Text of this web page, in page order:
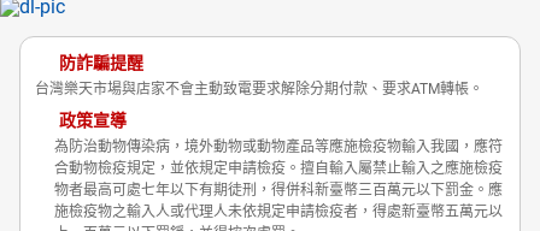
防詐騙提醒
台灣樂天市場與店家不會主動致電要求解除分期付款、要求ATM轉帳。
政策宣導
為防治動物傳染病，境外動物或動物產品等應施檢疫物輸入我國，應符
合動物檢疫規定，並依規定申請檢疫。擅自輸入屬禁止輸入之應施檢疫
物者最高可處七年以下有期徒刑，得併科新臺幣三百萬元以下罰金。應
施檢疫物之輸入人或代理人未依規定申請檢疫者，得處新臺幣五萬元以